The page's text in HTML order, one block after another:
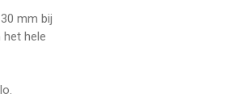
mm bij
hele